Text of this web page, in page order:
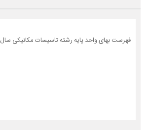
فهرست بهای واحد پایه رشته تاسیسات مکانیکی سال 1400